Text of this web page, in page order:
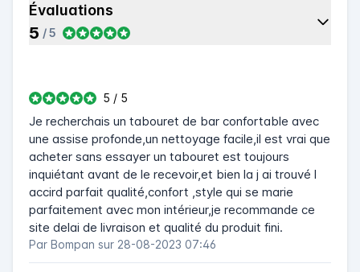
Évaluations
5 / 5
5 / 5
Je recherchais un tabouret de bar confortable avec
une assise profonde,un nettoyage facile,il est vrai que
acheter sans essayer un tabouret est toujours
inquiétant avant de le recevoir,et bien la j ai trouvé l
accird parfait qualité,confort ,style qui se marie
parfaitement avec mon intérieur,je recommande ce
site delai de livraison et qualité du produit fini.
Par Bompan sur 28-08-2023 07:46